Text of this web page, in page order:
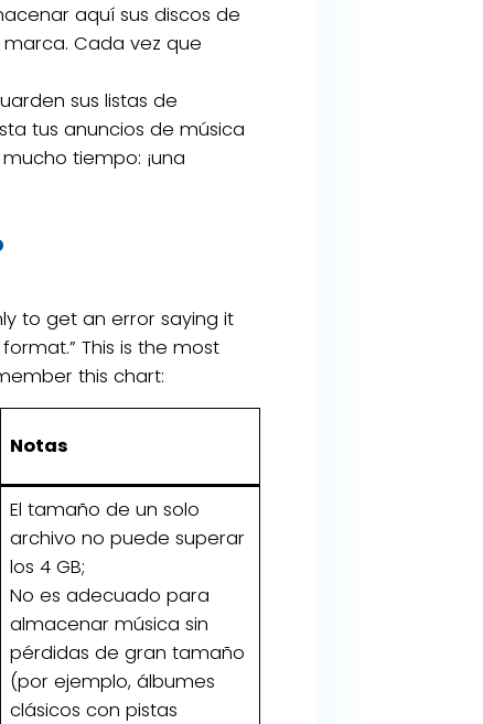
aquí sus discos de
Cada vez que
sus listas de
tus anuncios de música
tiempo: ¡una
to get an error saying it
This is the most
this chart:
Notas
El tamaño de un solo
archivo no puede superar
los 4 GB;
No es adecuado para
almacenar música sin
pérdidas de gran tamaño
(por ejemplo, álbumes
clásicos con pistas